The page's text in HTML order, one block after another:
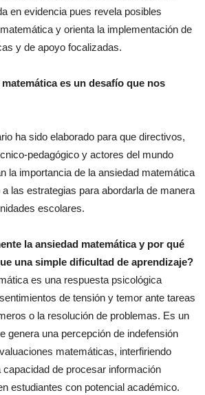
en evidencia pues revela posibles
y orienta la implementación de
y de apoyo focalizadas.
es un desafío que nos
ha sido elaborado para que directivos,
pedagógico y actores del mundo
la importancia de la ansiedad matemática
las estrategias para abordarla de manera
escolares.
la ansiedad matemática y por qué
una simple dificultad de aprendizaje?
es una respuesta psicológica
de tensión y temor ante tareas
o la resolución de problemas. Es un
genera una percepción de indefensión
matemáticas, interfiriendo
capacidad de procesar información
estudiantes con potencial académico.